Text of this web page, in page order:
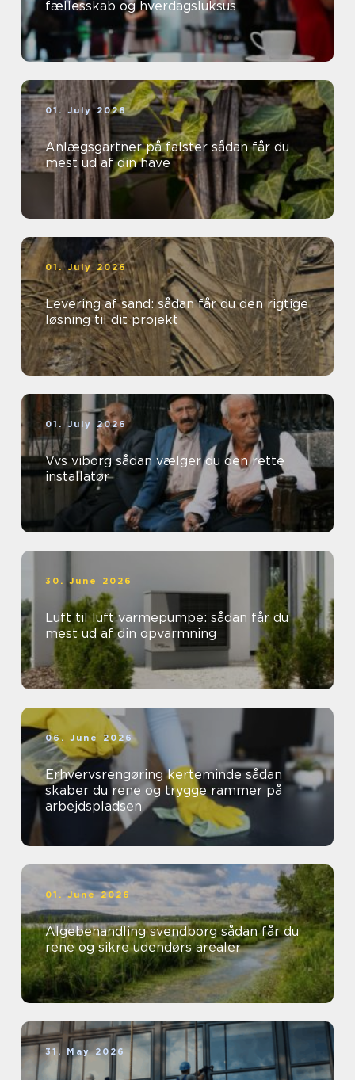
fællesskab og hverdagsluksus
01. July 2026
Anlægsgartner på falster sådan får du
mest ud af din have
01. July 2026
Levering af sand: sådan får du den rigtige
løsning til dit projekt
01. July 2026
Vvs viborg sådan vælger du den rette
installatør
30. June 2026
Luft til luft varmepumpe: sådan får du
mest ud af din opvarmning
06. June 2026
Erhvervsrengøring kerteminde sådan
skaber du rene og trygge rammer på
arbejdspladsen
01. June 2026
Algebehandling svendborg sådan får du
rene og sikre udendørs arealer
31. May 2026